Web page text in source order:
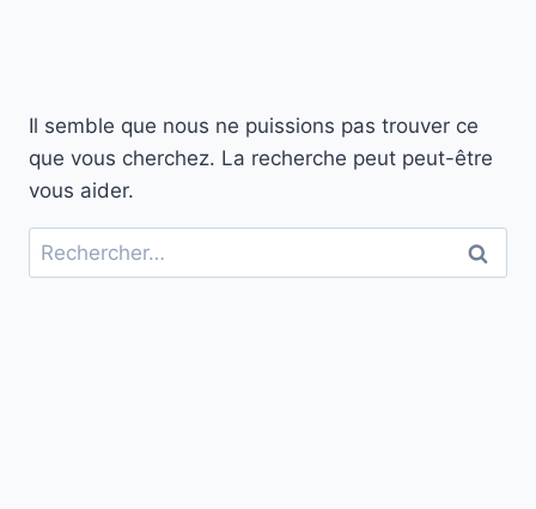
Il semble que nous ne puissions pas trouver ce
que vous cherchez. La recherche peut peut-être
vous aider.
Rechercher :